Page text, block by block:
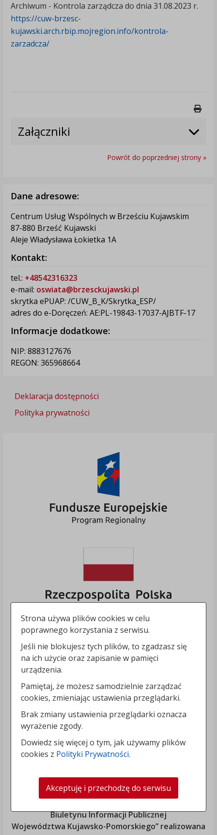
Archiwum - Kontrola zarządcza do dnia 31.08.2023 r.
https://cuw-brzesc-
kujawski.arch.rbip.mojregion.info/kontrola-
zarzadcza/
Załączniki
Powrót do poprzedniej strony »
Dane adresowe:
Centrum Usług Wspólnych w Brześciu Kujawskim
87-880 Brześć Kujawski
Aleje Władysława Łokietka 1A
Kontakt:
tel.: +48542316323
e-mail: oswiata@brzesckujawski.pl
skrytka ePUAP: /CUW_B_K/Skrytka_ESP/
adres do e-Doręczeń: AE:PL-19843-17037-AJBTF-17
Informacje dodatkowe:
NIP: 8883127676
REGON: 365968664
Deklaracja dostępności
Polityka prywatności
Biuletynu Informacji Publicznej
Województwa Kujawsko-Pomorskiego” realizowana
Strona używa plików cookies w celu
poprawnego korzystania z serwisu.
Jeśli nie blokujesz tych plików, to zgadzasz się
na ich użycie oraz zapisanie w pamięci
urządzenia.
Pamiętaj, że możesz samodzielnie zarządzać
cookies, zmieniając ustawienia przeglądarki.
Brak zmiany ustawienia przeglądarki oznacza
wyrażenie zgody.
Dowiedz się więcej o tym, jak używamy plików
cookies z Polityki Prywatności.
Akceptuję i przechodzę do serwisu